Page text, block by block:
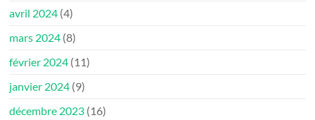
avril 2024 (4)
mars 2024 (8)
février 2024 (11)
janvier 2024 (9)
décembre 2023 (16)